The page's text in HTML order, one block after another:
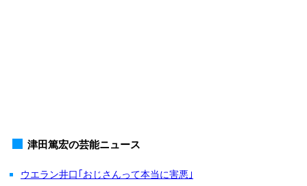
津田篤宏の芸能ニュース
ウエラン井口｢おじさんって本当に害悪｣